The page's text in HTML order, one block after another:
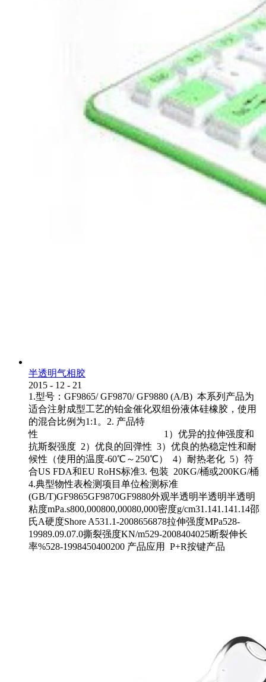
半透明气相胶
2015 - 12 - 21
1.型号：GF9865/ GF9870/ GF9880 (A/B) 本系列产品为
适合注射成型工艺的铂金催化双组份液体硅橡胶，使用
的混合比例为1:1。2. 产品特
性 1）优异的拉伸强度和
抗斯裂强度 2）优良的回弹性 3）优良的热稳定性和耐
候性（使用的温度-60℃～250℃） 4）耐热老化 5）符
合US FDA和EU RoHS标准3. 包装 20KG/桶或200KG/桶
4.典型物性表检测项目单位检测标准
(GB/T)GF9865GF9870GF9880外观半透明半透明半透明
粘度mPa.s800,000800,00080,000密度g/cm31.141.141.14邵
氏A硬度Shore A531.1-2008656878拉伸强度MPa528-
19989.09.07.0撕裂强度KN/m529-2008404025断裂伸长
率%528-1998450400200 产品应用 P+R按键产品